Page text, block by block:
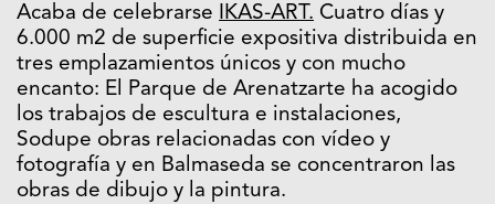
Acaba de celebrarse IKAS-ART. Cuatro días y
6.000 m2 de superficie expositiva distribuida en
tres emplazamientos únicos y con mucho
encanto: El Parque de Arenatzarte ha acogido
los trabajos de escultura e instalaciones,
Sodupe obras relacionadas con vídeo y
fotografía y en Balmaseda se concentraron las
obras de dibujo y la pintura.